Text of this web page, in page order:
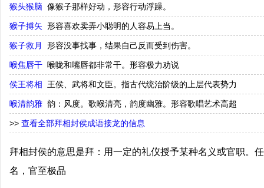
猴头猴脑 像猴子那样好动，形容行动浮躁。
猴子搏矢 形容喜欢卖弄小聪明的人容易上当。
猴子救月 形容没事找事，结果自己反而受到伤害。
喉焦唇干 喉咙和嘴唇都非常干。形容极力劝说
侯王将相 王侯、武将和文臣。指古代统治阶级的上层代表势力
喉清韵雅 韵：风度。歌喉清亮，韵度幽雅。形容歌唱艺术高超
>> 查看全部拜相封侯成语接龙的信息
拜相封侯的意思是拜：用一定的礼仪授予某种名义或官职。
名，官至极品